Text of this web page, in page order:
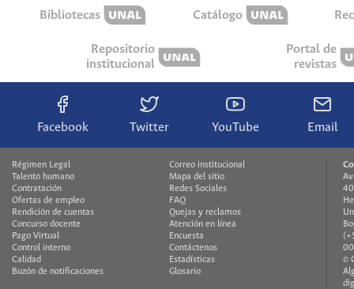
Bibliotecas Catálogo
Repositorio
institucional
Portal de
revistas
Facebook Twitter YouTube Email
Régimen Legal
Talento humano
Contratación
Ofertas de empleo
Rendición de cuentas
Concurso docente
Pago Virtual
Control interno
Calidad
Buzón de notificaciones
Correo institucional
Mapa del sitio
Redes Sociales
FAQ
Quejas y reclamos
Atención en línea
Encuesta
Contáctenos
Estadísticas
Glosario
©